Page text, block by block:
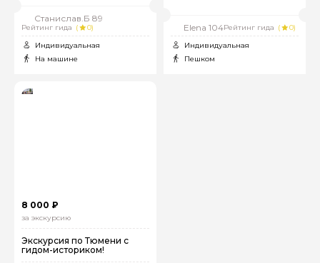
Станислав.Б 89
Рейтинг гида (
0)
Индивидуальная
На машине
Elena 104Рейтинг гида (
0)
Индивидуальная
Пешком
8 000 ₽
за экскурсию
Экскурсия по Тюмени с
гидом-историком!